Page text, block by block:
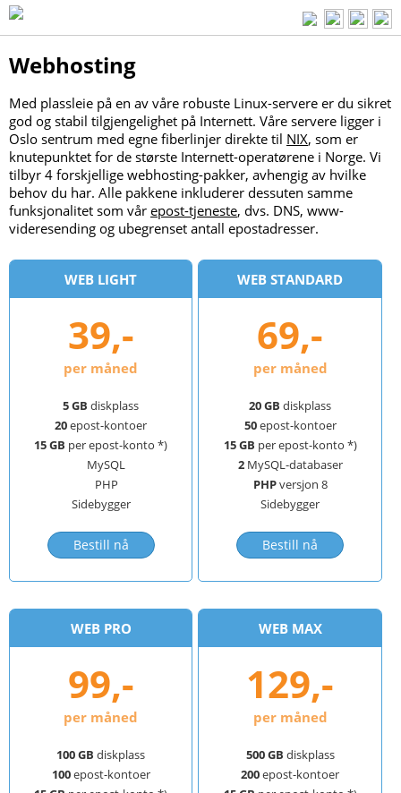
Webhosting
Med plassleie på en av våre robuste Linux-servere er du sikret
god og stabil tilgjengelighet på Internett. Våre servere ligger i
Oslo sentrum med egne fiberlinjer direkte til NIX, som er
knutepunktet for de største Internett-operatørene i Norge. Vi
tilbyr 4 forskjellige webhosting-pakker, avhengig av hvilke
behov du har. Alle pakkene inkluderer dessuten samme
funksjonalitet som vår epost-tjeneste, dvs. DNS, www-
videresending og ubegrenset antall epostadresser.
WEB LIGHT
39,-
per måned
5 GB diskplass
20epost-kontoer
15 GB per epost-konto *)
MySQL
PHP
Sidebygger
Bestill nå
WEB STANDARD
69,-
per måned
20 GB diskplass
50epost-kontoer
15 GB per epost-konto *)
2MySQL-databaser
PHPversjon 8
Sidebygger
Bestill nå
WEB PRO
99,-
per måned
100 GB diskplass
100epost-kontoer
WEB MAX
129,-
per måned
500 GB diskplass
200epost-kontoer